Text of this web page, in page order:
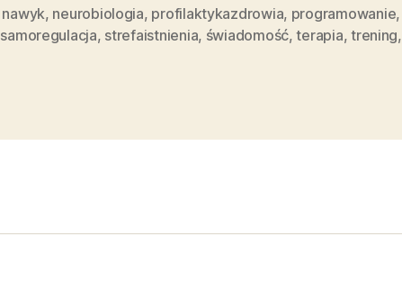
nawyk, neurobiologia, profilaktykazdrowia, programowanie,
samoregulacja, strefaistnienia, świadomość,terapia,trening,